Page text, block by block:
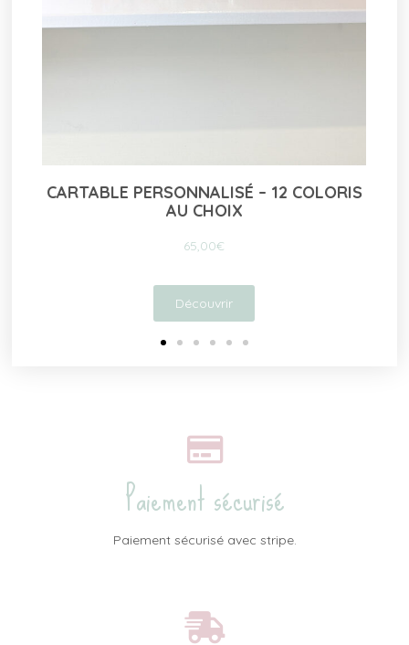
TAPIS À LANGER NOMADE – COLORIS
AUX CHOIX
55,00
Découvrir
Paiement sécurisé
Paiement sécurisé avec stripe.